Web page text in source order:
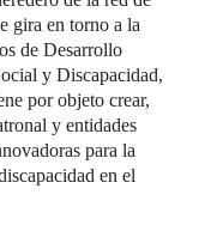
gira en torno a la
de Desarrollo
y Discapacidad,
por objeto crear,
y entidades
para la
en el